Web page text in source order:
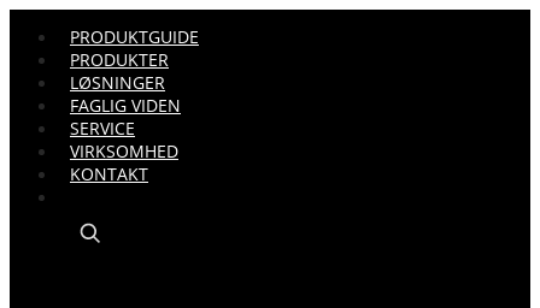
PRODUKTGUIDE
PRODUKTER
LØSNINGER
FAGLIG VIDEN
SERVICE
VIRKSOMHED
KONTAKT